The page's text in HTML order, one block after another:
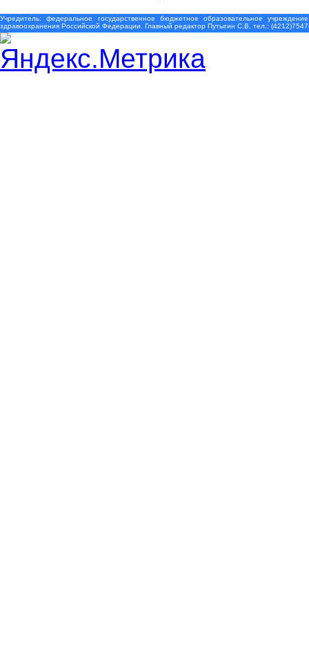
Учредитель: федеральное государственное бюджетное образовательное
здравоохранения Российской Федерации. Главный редактор Путыгин С.В. тел.: